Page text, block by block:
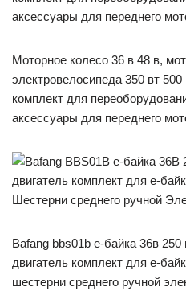
Моторное колесо 36 в 48 в,
электровелосипеда 350 вт
комплект для
аксессуары для переднего
Bafang bbs01b е-байка 36в
двигатель комплект для е-
шестерни среднего ручной